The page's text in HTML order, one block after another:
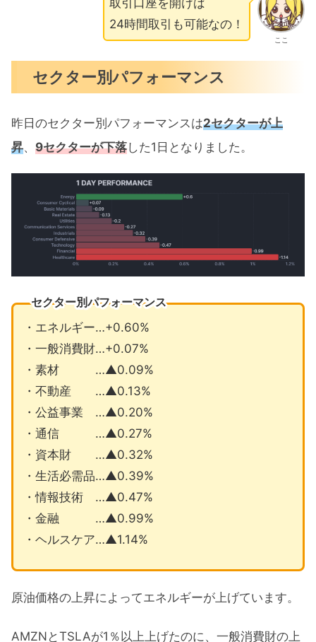
ここ
24時間取引も可能なの！
セクター別パフォーマンス
昨日のセクター別パフォーマンスは2セクターが上
昇、 9セクターが下落した1日となりました。
セクター別パフォーマンス
・エネルギー…+0.60%
・一般消費財…+0.07%
・素材 …▲0.09%
・不動産 …▲0.13%
・公益事業 …▲0.20%
・通信 …▲0.27%
・資本財 …▲0.32%
・生活必需品…▲0.39%
・情報技術 …▲0.47%
・金融 …▲0.99%
・ヘルスケア…▲1.14%
原油価格の上昇によってエネルギーが上げています。
AMZNとTSLAが1％以上上げたのに、一般消費財の上